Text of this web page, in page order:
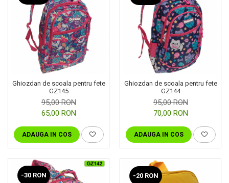
Ghiozdan de scoala pentru fete
GZ145
95,00 RON
65,00 RON
ADAUGA IN COS
Ghiozdan de scoala pentru fete
GZ144
95,00 RON
70,00 RON
ADAUGA IN COS
-30 RON -20 RON